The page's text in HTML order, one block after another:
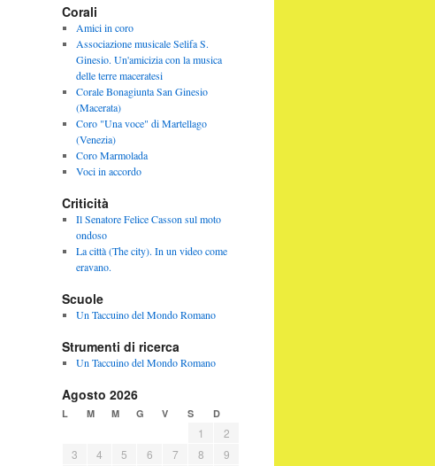
Corali
Amici in coro
Associazione musicale Selifa S.
Ginesio. Un'amicizia con la musica
delle terre maceratesi
Corale Bonagiunta San Ginesio
(Macerata)
Coro "Una voce" di Martellago
(Venezia)
Coro Marmolada
Voci in accordo
Criticità
Il Senatore Felice Casson sul moto
ondoso
La città (The city). In un video come
eravano.
Scuole
Un Taccuino del Mondo Romano
Strumenti di ricerca
Un Taccuino del Mondo Romano
Agosto 2026
L M M G V S D
1
2
3
4 5 6 7 8
9